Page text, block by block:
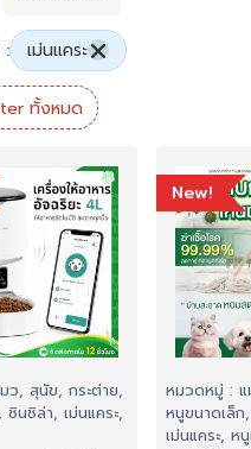
: เม่นแคระ
ทั้งหมด
ว, สุนัข, กระต่าย,
นชิล่า, เม่นแคระ,
New!
หมวดหมู่ : แ
หนูขนาดเล็
เม่นแคระ, หนู